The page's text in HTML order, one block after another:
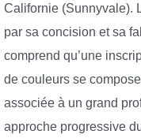
Californie (Sunnyvale).
par sa concision et sa
comprend qu’une
de couleurs se
associée à un grand
approche progressive